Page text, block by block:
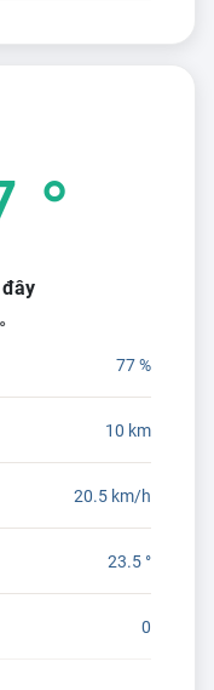
°
77 %
10 km
20.5 km/h
23.5 °
0